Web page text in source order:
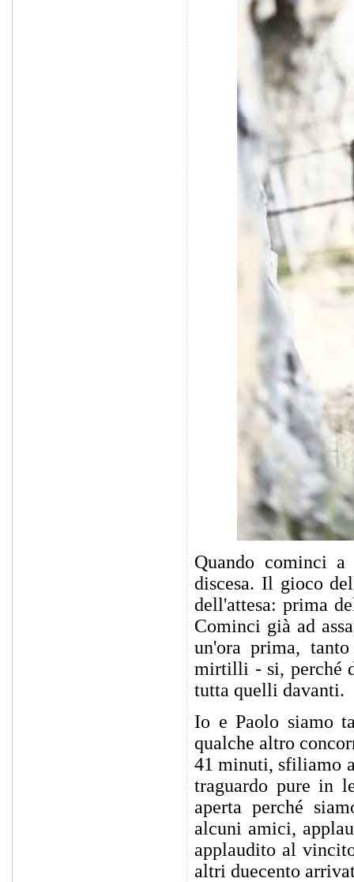
Quando cominci
discesa. Il gioco
dell'attesa: prima
Cominci già ad
un'ora prima,
mirtilli - si, perché
tutta quelli davanti.
Io e Paolo siamo
qualche altro
41 minuti, sfiliamo
traguardo pure in
aperta perché
alcuni amici,
applaudito al
altri duecento